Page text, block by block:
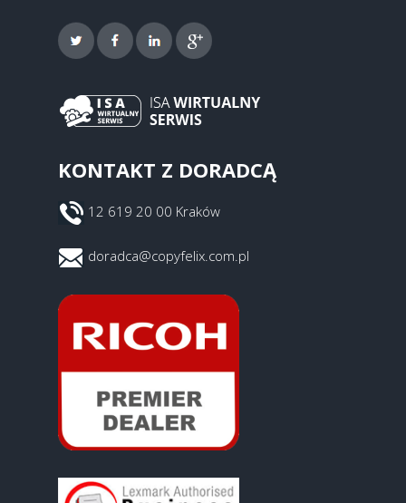
KONTAKT Z DORADCĄ
12 619 20 00 Kraków
doradca@copyfelix.com.pl